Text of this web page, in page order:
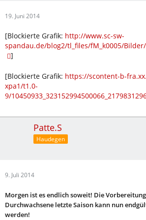
19. Juni 2014
[Blockierte Grafik: http://www.sc-sw-
spandau.de/blog2/tl_files/fM_k0005/
]
[Blockierte Grafik: https://scontent-b-
xpa1/t1.0-
9/
Patte.S
Haudegen
9. Juli 2014
Morgen ist es endlich soweit! Die
Durchwachsene letzte Saison kann nun
werden!